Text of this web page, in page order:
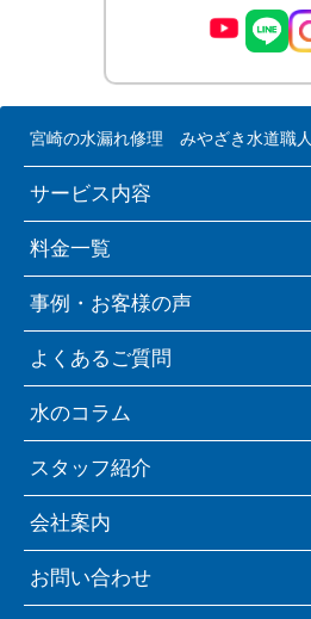
宮崎の水漏れ修理 みやざき水道職人
サービス内容
料金一覧
事例・お客様の声
よくあるご質問
水のコラム
スタッフ紹介
会社案内
お問い合わせ